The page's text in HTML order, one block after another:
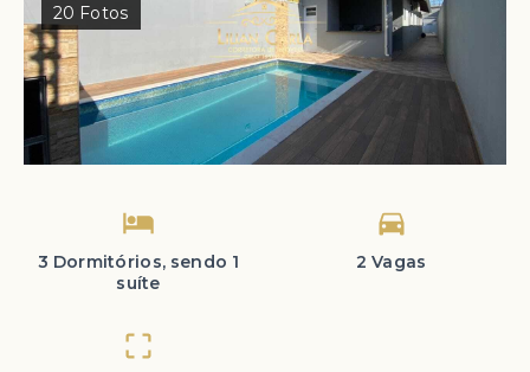
20 Fotos
3 Dormitórios, sendo 1
suíte
2 Vagas